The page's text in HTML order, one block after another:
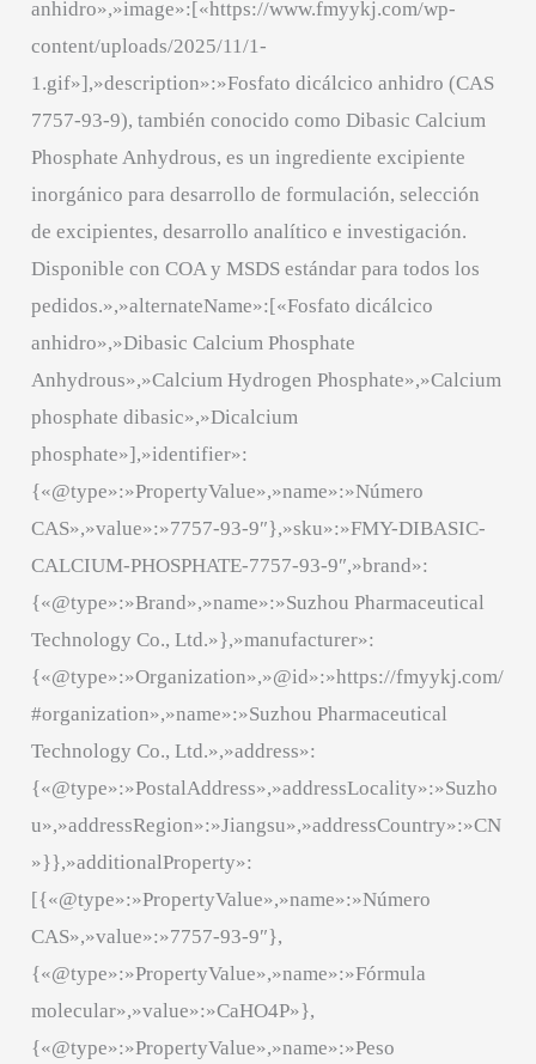
anhidro»,»image»:[«https://www.fmyykj.com/wp-
content/uploads/2025/11/1-
1.gif»],»description»:»Fosfato dicálcico anhidro (CAS
7757-93-9), también conocido como Dibasic Calcium
Phosphate Anhydrous, es un ingrediente excipiente
inorgánico para desarrollo de formulación, selección
de excipientes, desarrollo analítico e investigación.
Disponible con COA y MSDS estándar para todos los
pedidos.»,»alternateName»:[«Fosfato dicálcico
anhidro»,»Dibasic Calcium Phosphate
Anhydrous»,»Calcium Hydrogen Phosphate»,»Calcium
phosphate dibasic»,»Dicalcium
phosphate»],»identifier»:
{«@type»:»PropertyValue»,»name»:»Número
CAS»,»value»:»7757-93-9″},»sku»:»FMY-DIBASIC-
CALCIUM-PHOSPHATE-7757-93-9″,»brand»:
{«@type»:»Brand»,»name»:»Suzhou Pharmaceutical
Technology Co., Ltd.»},»manufacturer»:
{«@type»:»Organization»,»@id»:»https://fmyykj.com/
#organization»,»name»:»Suzhou Pharmaceutical
Technology Co., Ltd.»,»address»:
{«@type»:»PostalAddress»,»addressLocality»:»Suzho
u»,»addressRegion»:»Jiangsu»,»addressCountry»:»CN
»}},»additionalProperty»:
[{«@type»:»PropertyValue»,»name»:»Número
CAS»,»value»:»7757-93-9″},
{«@type»:»PropertyValue»,»name»:»Fórmula
molecular»,»value»:»CaHO4P»},
{«@type»:»PropertyValue»,»name»:»Peso